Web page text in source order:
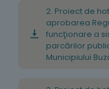
2. Proiect de
aprobarea
funcţionare a
parcărilor
Municipiului